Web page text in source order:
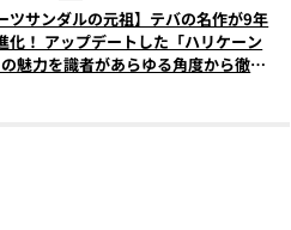
ツサンダルの元祖】テバの名作が9年
化！ アップデートした「ハリケーン
魅力を識者があらゆる角度から徹底